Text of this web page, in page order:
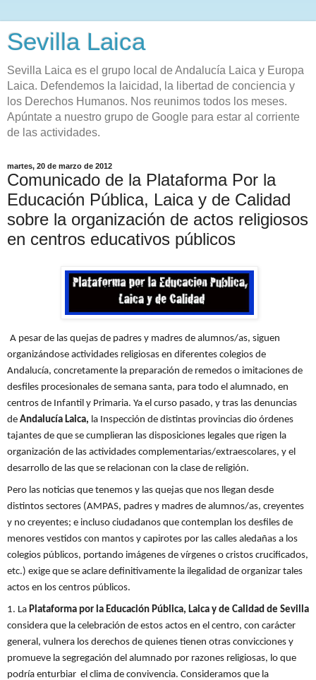
Sevilla Laica
Sevilla Laica es el grupo local de Andalucía Laica y Europa
Laica. Defendemos la laicidad, la libertad de conciencia y
los Derechos Humanos. Nos reunimos todos los meses.
Apúntate a nuestro grupo de Google para estar al corriente
de las actividades.
martes, 20 de marzo de 2012
Comunicado de la Plataforma Por la
Educación Pública, Laica y de Calidad
sobre la organización de actos religiosos
en centros educativos públicos
A pesar de las quejas de padres y madres de alumnos/as, siguen
organizándose actividades religiosas en diferentes colegios de
Andalucía, concretamente la preparación de remedos o imitaciones de
desfiles procesionales de semana santa, para todo el alumnado, en
centros de Infantil y Primaria. Ya el curso pasado, y tras las denuncias
de Andalucía Laica, la Inspección de distintas provincias dio órdenes
tajantes de que se cumplieran las disposiciones legales que rigen la
organización de las actividades complementarias/extraescolares, y el
desarrollo de las que se relacionan con la clase de religión.
Pero las noticias que tenemos y las quejas que nos llegan desde
distintos sectores (AMPAS, padres y madres de alumnos/as, creyentes
y no creyentes; e incluso ciudadanos que contemplan los desfiles de
menores vestidos con mantos y capirotes por las calles aledañas a los
colegios públicos, portando imágenes de vírgenes o cristos crucificados,
etc.) exige que se aclare definitivamente la ilegalidad de organizar tales
actos en los centros públicos.
1. La Plataforma por la Educación Pública, Laica y de Calidad de Sevilla
considera que la celebración de estos actos en el centro, con carácter
general, vulnera los derechos de quienes tienen otras convicciones y
promueve la segregación del alumnado por razones religiosas, lo que
podría enturbiar el clima de convivencia. Consideramos que la